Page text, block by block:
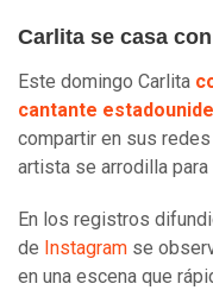
Carlita se casa
Este domingo Carlita
cantante
compartir en sus
artista se arrodilla para
En los registros
de Instagram se
en una escena que